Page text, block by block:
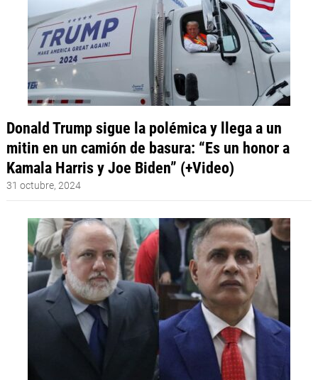
Donald Trump sigue la polémica y llega a un
mitin en un camión de basura: “Es un honor a
Kamala Harris y Joe Biden” (+Video)
31 octubre, 2024